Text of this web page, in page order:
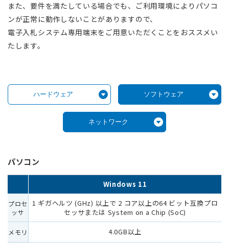
また、要件を満たしている場合でも、ご利用環境によりパソコ
ンが正常に動作しないことがありますので、
電子入札システム専用端末をご用意いただくことをおススメい
たします。
ハードウェア ソフトウェア
ネットワーク
パソコン
Windows 11
プロセ
ッサ
1 ギガヘルツ (GHz) 以上で 2 コア以上の64 ビット互換プロ
セッサまたは System on a Chip (SoC)
メモリ 4.0GB以上